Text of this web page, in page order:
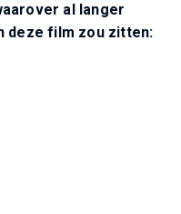
al langer
deze film zou zitten: